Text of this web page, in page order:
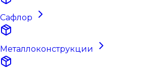
Сафлор
Металлоконструкции